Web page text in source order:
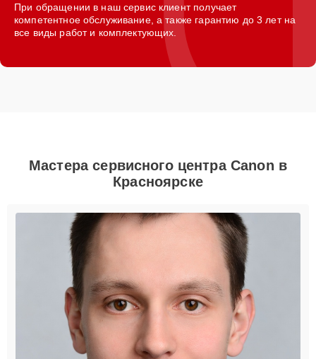
При обращении в наш сервис клиент получает
компетентное обслуживание, а также гарантию до 3 лет на
все виды работ и комплектующих.
Мастера сервисного центра Canon в
Красноярске